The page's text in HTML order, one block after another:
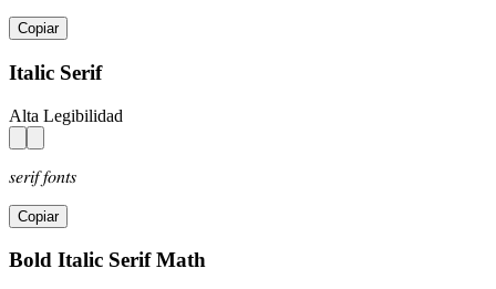
Copiar
Italic Serif
Alta Legibilidad
𝑠𝑒𝑟𝑖𝑓 𝑓𝑜𝑛𝑡𝑠
Copiar
Bold Italic Serif Math